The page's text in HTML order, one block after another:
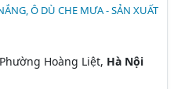
Ô DÙ CHE MƯA - SẢN XUẤT
Hoàng Liệt, Hà Nội